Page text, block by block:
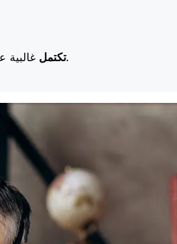
تكتملغالبية عمليات النقل في اليوم نفسه. نحن ندرك أن التوقيت مهم عندما يتعلق الأمر بأموالك.